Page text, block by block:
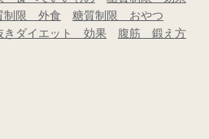
制限 外食
糖質制限 おやつ
きダイエット 効果
腹筋 鍛え方